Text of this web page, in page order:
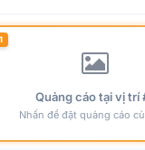
Quảng cáo tại vị trí
Nhấn để đặt quảng cáo